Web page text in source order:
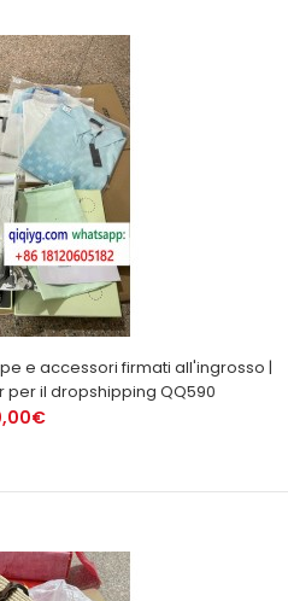
e accessori firmati all'ingrosso |
il dropshipping QQ590